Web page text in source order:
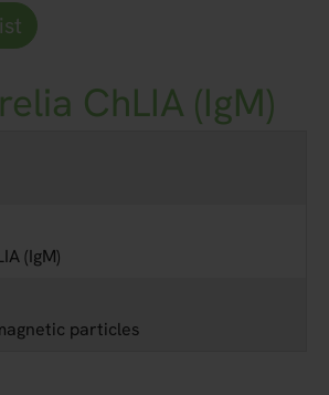
ChLIA (IgM)
(IgM)
particles